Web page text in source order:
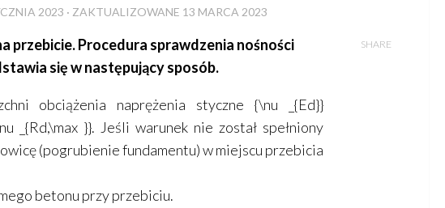
2023 · ZAKTUALIZOWANE 13 MARCA 2023
przebicie. Procedura sprawdzenia nośności
się w następujący sposób.
obciążenia naprężenia styczne{\nu _{Ed}}
_{Rd,\max }}. Jeśli warunek nie został spełniony
(pogrubienie fundamentu) w miejscu przebicia
betonu przy przebiciu.
SHARE